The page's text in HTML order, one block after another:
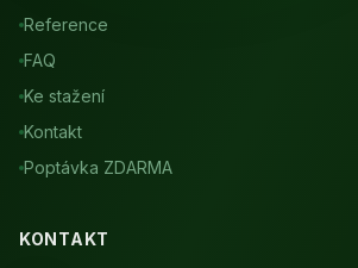
Reference
FAQ
Ke stažení
Kontakt
Poptávka ZDARMA
KONTAKT